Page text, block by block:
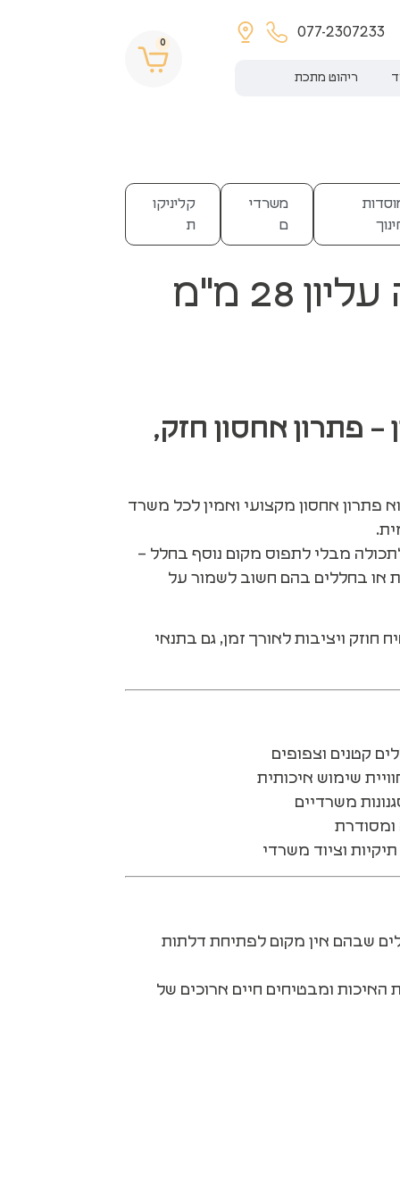
077-2307233
ריהוט מתכת
0
משרדי
ם
קליניקו
ת
– פתרון אחסון חזק,
פתרון אחסון מקצועי ואמין לכל משרד
מבלי לתפוס מקום נוסף בחלל –
או בחללים בהם חשוב לשמור על
מבטיח חוזק ויציבות לאורך זמן, גם בתנאי
קטנים וצפופים
שימוש איכותית
משרדיים
וציוד משרדי
שבהם אין מקום לפתיחת דלתות
את תחושת האיכות ומבטיחים חיים ארוכים של